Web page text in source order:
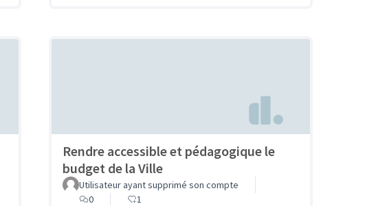
Rendre accessible et pédagogique le
budget de la Ville
Utilisateur ayant supprimé son compte
0
1